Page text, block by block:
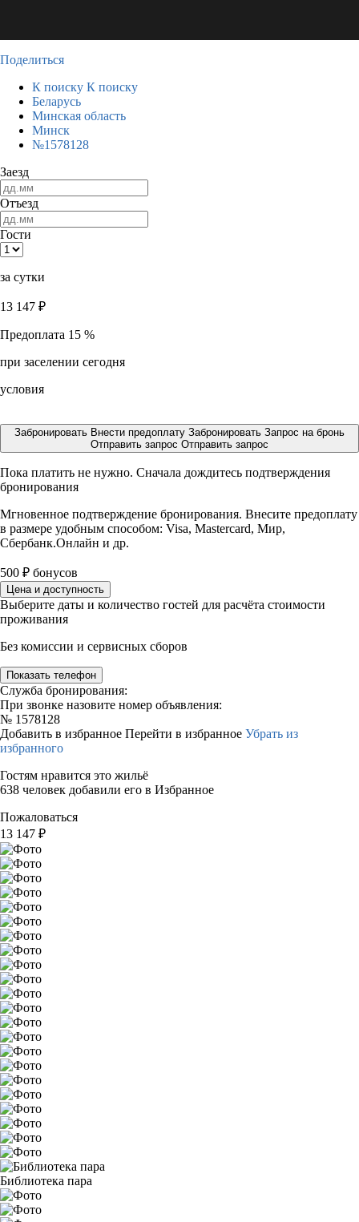
Поделиться
К поиску К поиску
Беларусь
Минская область
Минск
№1578128
Заезд
Отъезд
Гости
за сутки
13 147 ₽
Предоплата 15 %
при заселении сегодня
условия
Забронировать Внести предоплату Забронировать Запрос на бронь
Отправить запрос Отправить запрос
Пока платить не нужно. Сначала дождитесь подтверждения
бронирования
Мгновенное подтверждение бронирования. Внесите предоплату
в размере удобным способом: Visa, Mastercard, Мир,
Сбербанк.Онлайн и др.
500 ₽ бонусов
Цена и доступность
Выберите даты и количество гостей для расчёта стоимости
проживания
Без комиссии и сервисных сборов
Показать телефон
Служба бронирования:
При звонке назовите номер объявления:
№ 1578128
Добавить в избранное Перейти в избранное Убрать из
избранного
Гостям нравится это жильё
638 человек добавили его в Избранное
Пожаловаться
13 147 ₽
Библиотека пара